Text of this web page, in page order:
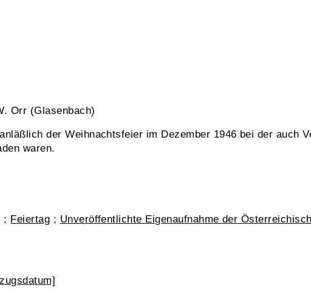
Orr (Glasenbach)
der Weihnachtsfeier im Dezember 1946 bei der auch
waren.
; Feiertag ; Unveröffentlichte Eigenaufnahme der